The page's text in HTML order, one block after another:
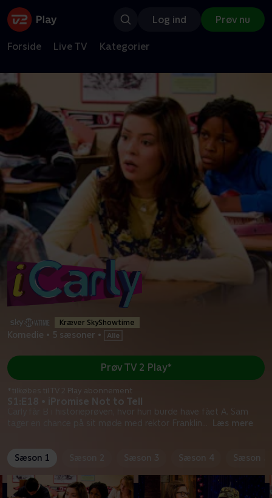
Log ind Prøv nu
Forside Live TV Kategorier
Kræver SkyShowtime
Komedie • 5 sæsoner •
S1:E18 • iPromise Not to Tell
Carly får B i historieprøven, hvor hun burde have fået A. Sam
tager en chance på sit møde med rektor Franklin
Læs mere
Prøv TV 2 Play*
*tilkøbes til TV 2 Play abonnement
Sæson 1 Sæson 3 Sæson 4 Sæson 5